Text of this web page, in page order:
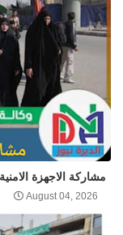
مشاركة الاجهزة
August 04, 2026